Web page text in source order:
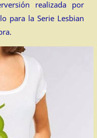
realizada por
para la Serie Lesbian